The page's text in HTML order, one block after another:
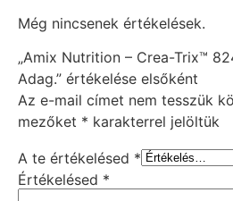
Még nincsenek értékelések.
„Amix Nutrition – Crea-Trix™
Adag.” értékelése elsőként
Az e-mail címet nem tesszük
mezőket * karakterrel jelöltük
A te értékelésed *
Értékelésed *